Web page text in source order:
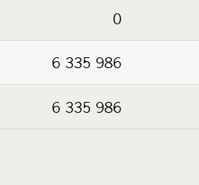
0
6 335 986
6 335 986